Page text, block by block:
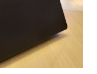
tugas
kelas seharian
nyaman dibawa